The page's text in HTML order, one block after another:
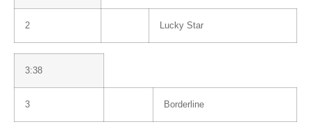
2 Lucky Star
3:38
3 Borderline